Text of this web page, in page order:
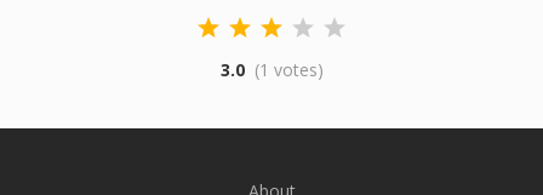
3.0 (1 votes)